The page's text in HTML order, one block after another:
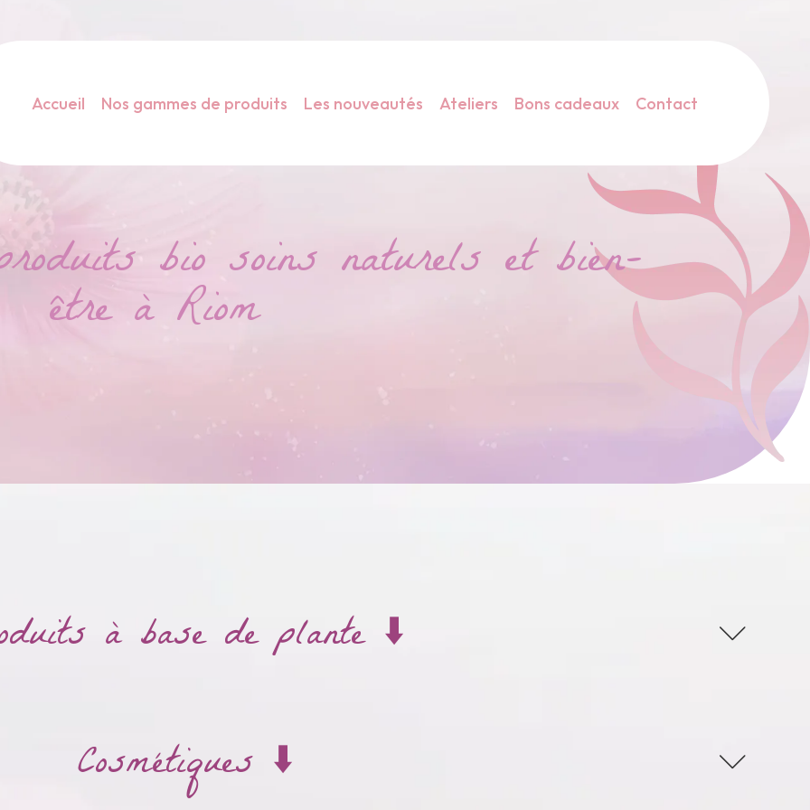
Accueil Nos gammes de produits Les nouveautés Ateliers Bons cadeaux Contact
bio soins naturels et bien-
être à Riom
à base de plante ⬇️
Cosmétiques ⬇️